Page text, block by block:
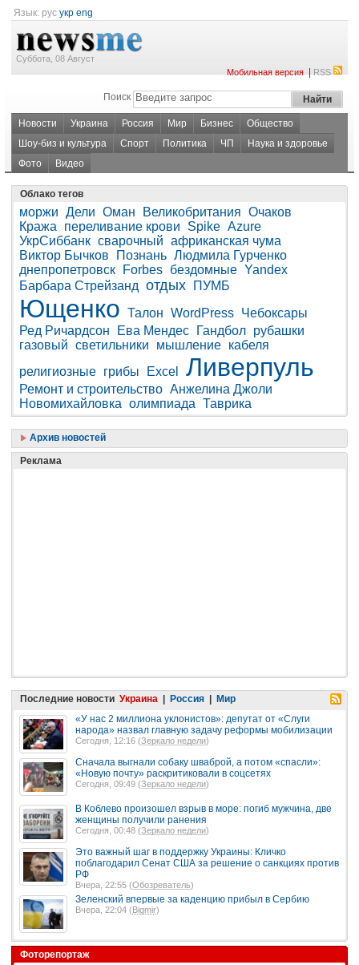
Язык: рус укр eng
Суббота, 08 Август
Мобильная версия|RSS
Поиск
Новости Украина Россия Мир Бизнес
Общество
Шоу-биз и культура
Спорт Политика ЧП
Наука и здоровье
Фото
Видео
Облако тегов
моржи Дели Оман Великобритания Очаков
Кража
переливание крови Spike Azure
УкрСиббанк сварочный африканская чума
Виктор Бычков
Познань Людмила Гурченко
днепропетровск
Forbes бездомные Yandex
Барбара Стрейзанд отдых ПУМБ
Ющенко Талон WordPress Чебоксары
Ред Ричардсон
Ева Мендес Гандбол рубашки
газовый светильники мышление кабеля
религиозные грибы Excel Ливерпуль
Ремонт и строительство Анжелина Джоли
Новомихайловка олимпиада Таврика
Архив новостей
Реклама
Последние новости Украина Россия
Мир
«У нас 2 миллиона уклонистов»: депутат от «Слуги
народа» назвал главную задачу реформы мобилизации
Сегодня, 12:16 (Зеркало недели)
Сначала выгнали собаку шваброй, а потом «спасли»:
«Новую почту» раскритиковали в соцсетях
Сегодня, 09:49 (Зеркало недели)
В Коблево произошел взрыв в море: погиб мужчина, две
женщины получили ранения
Сегодня, 00:48 (Зеркало недели)
Это важный шаг в поддержку Украины: Кличко
поблагодарил Сенат США за решение о санкциях против
РФ
Вчера, 22:55 (Обозреватель)
Зеленский впервые за каденцию прибыл в Сербию
Вчера, 22:04 (Bigmir)
Фоторепортаж